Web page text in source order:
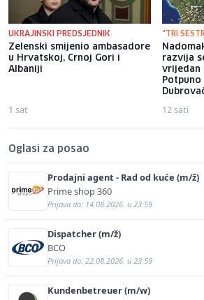
UKRAJINSKI PREDSJEDNIK
Zelenski smijenio ambasadore
u Hrvatskoj, Crnoj Gori i
Albaniji
1 sat
"TRI
razvija
vrijedan
12 sati
Oglasi za posao
Prodajni agent - Rad od kuće (m/ž)
Prime shop 360
Prijava do: 14.08.2026. u 23:59
Dispatcher (m/ž)
BCO
Prijava do: 22.08.2026. u 23:59
Kundenbetreuer (m/w)